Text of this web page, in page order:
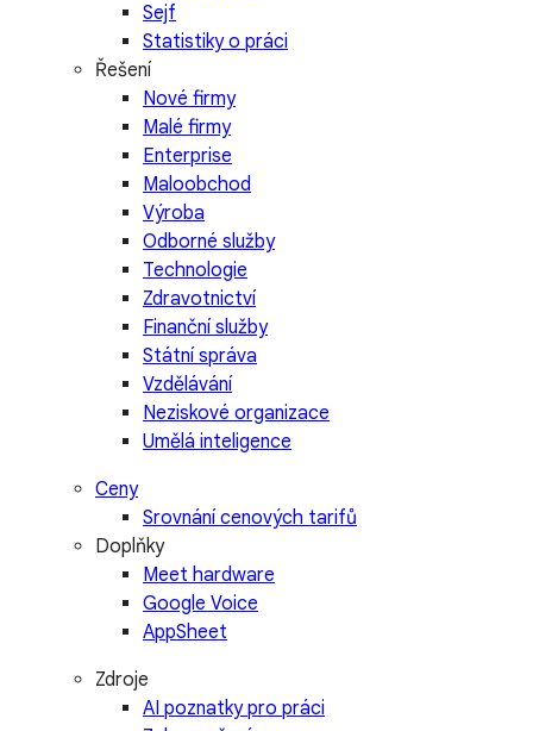
Sejf
Statistiky o práci
Řešení
Nové firmy
Malé firmy
Enterprise
Maloobchod
Výroba
Odborné služby
Technologie
Zdravotnictví
Finanční služby
Státní správa
Vzdělávání
Neziskové organizace
Umělá inteligence
Ceny
Srovnání cenových tarifů
Doplňky
Meet hardware
Google Voice
AppSheet
Zdroje
AI poznatky pro práci